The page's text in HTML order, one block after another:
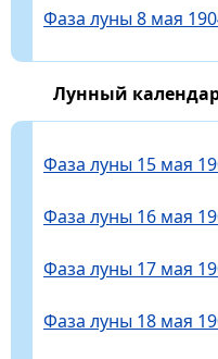
Фаза луны 8 мая
Лунный
Фаза луны 15 мая
Фаза луны 16 мая
Фаза луны 17 мая
Фаза луны 18 мая